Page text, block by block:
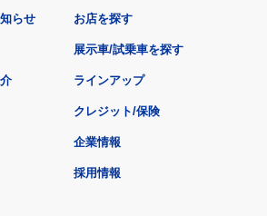
らせ お店を探す
展示車/試乗車を探す
ラインアップ
クレジット/保険
企業情報
採用情報